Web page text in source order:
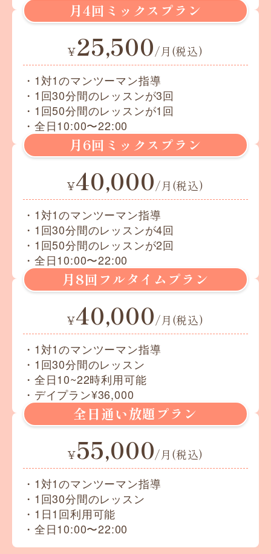
月4回ミックスプラン
¥25,500/月(税込)
・1対1のマンツーマン指導
・1回30分間のレッスンが3回
・1回50分間のレッスンが1回
・全日10:00〜22:00
月6回ミックスプラン
¥40,000/月(税込)
・1対1のマンツーマン指導
・1回30分間のレッスンが4回
・1回50分間のレッスンが2回
・全日10:00〜22:00
月8回フルタイムプラン
¥40,000/月(税込)
・1対1のマンツーマン指導
・1回30分間のレッスン
・全日10~22時利用可能
・デイプラン¥36,000
全日通い放題プラン
¥55,000/月(税込)
・1対1のマンツーマン指導
・1回30分間のレッスン
・1日1回利用可能
・全日10:00〜22:00